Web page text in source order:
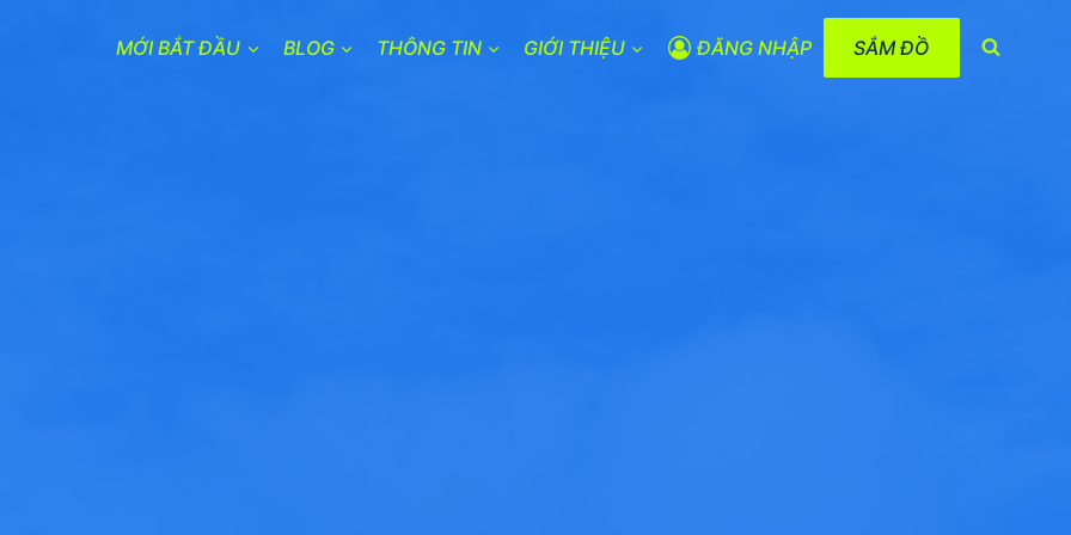
MỚI BẮT ĐẦU BLOG THÔNG TIN GIỚI THIỆU ĐĂNG NHẬP SẮM ĐỒ